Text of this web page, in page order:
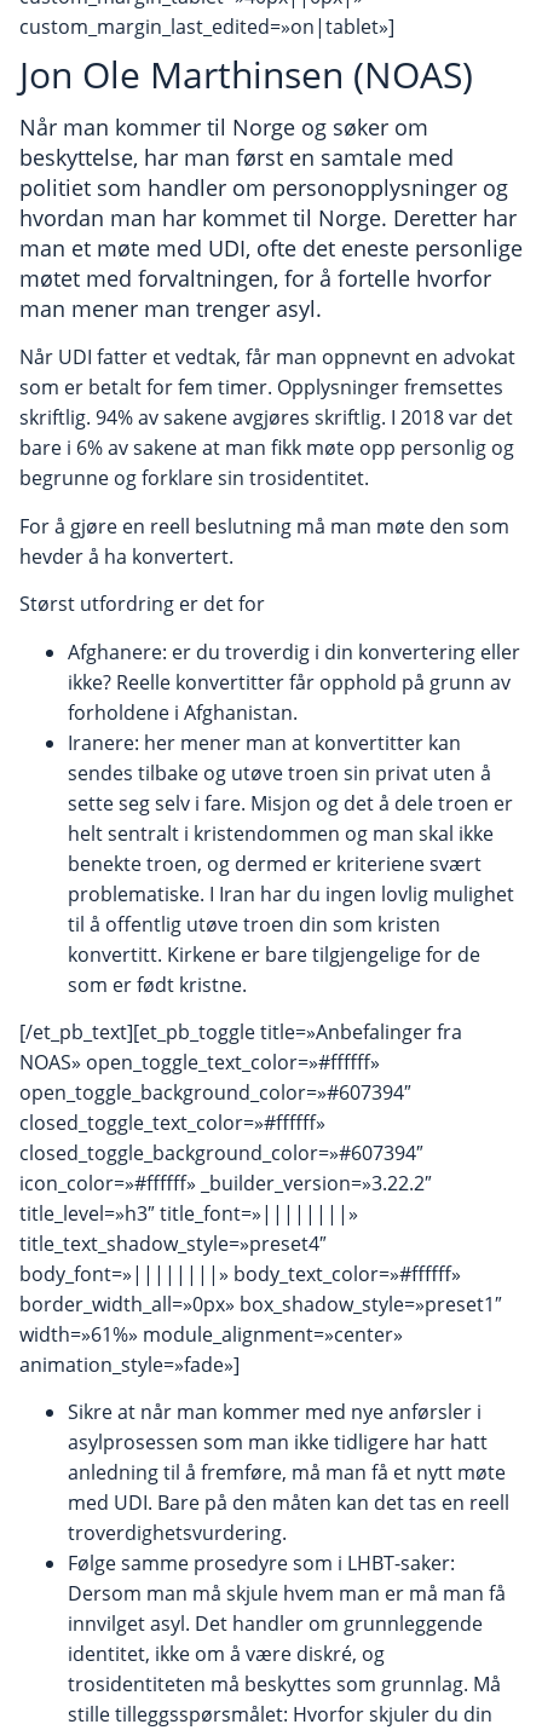
custom_margin_last_edited=»on|tablet»]
Jon Ole Marthinsen (NOAS)
Når man kommer til Norge og søker om
beskyttelse, har man først en samtale med
politiet som handler om personopplysninger og
hvordan man har kommet til Norge. Deretter har
man et møte med UDI, ofte det eneste personlige
møtet med forvaltningen, for å fortelle hvorfor
man mener man trenger asyl.
Når UDI fatter et vedtak, får man oppnevnt en advokat
som er betalt for fem timer. Opplysninger fremsettes
skriftlig. 94% av sakene avgjøres skriftlig. I 2018 var det
bare i 6% av sakene at man fikk møte opp personlig og
begrunne og forklare sin trosidentitet.
For å gjøre en reell beslutning må man møte den som
hevder å ha konvertert.
Størst utfordring er det for
Afghanere: er du troverdig i din konvertering eller
ikke? Reelle konvertitter får opphold på grunn av
forholdene i Afghanistan.
Iranere: her mener man at konvertitter kan
sendes tilbake og utøve troen sin privat uten å
sette seg selv i fare. Misjon og det å dele troen er
helt sentralt i kristendommen og man skal ikke
benekte troen, og dermed er kriteriene svært
problematiske. I Iran har du ingen lovlig mulighet
til å offentlig utøve troen din som kristen
konvertitt. Kirkene er bare tilgjengelige for de
som er født kristne.
[/et_pb_text][et_pb_toggle title=»Anbefalinger fra
NOAS» open_toggle_text_color=»#ffffff»
open_toggle_background_color=»#607394″
closed_toggle_text_color=»#ffffff»
closed_toggle_background_color=»#607394″
icon_color=»#ffffff» _builder_version=»3.22.2″
title_level=»h3″ title_font=»||||||||»
title_text_shadow_style=»preset4″
body_font=»||||||||» body_text_color=»#ffffff»
border_width_all=»0px» box_shadow_style=»preset1″
width=»61%» module_alignment=»center»
animation_style=»fade»]
Sikre at når man kommer med nye anførsler i
asylprosessen som man ikke tidligere har hatt
anledning til å fremføre, må man få et nytt møte
med UDI. Bare på den måten kan det tas en reell
troverdighetsvurdering.
Følge samme prosedyre som i LHBT-saker:
Dersom man må skjule hvem man er må man få
innvilget asyl. Det handler om grunnleggende
identitet, ikke om å være diskré, og
trosidentiteten må beskyttes som grunnlag. Må
stille tilleggsspørsmålet: Hvorfor skjuler du din